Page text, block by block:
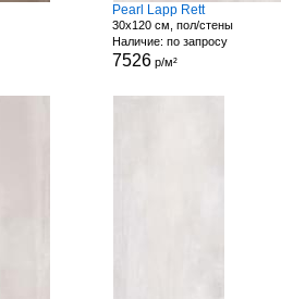
Pearl Lapp Rett
30x120 см, пол/стены
Наличие: по запросу
7526 р/м²